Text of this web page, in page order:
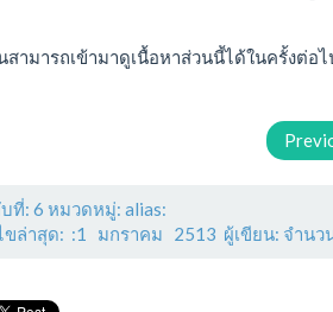
สามารถเข้ามาดูเนื้อหาส่วนนี้ได้ในครั้งต่อไ
ที่: 6 หมวดหมู่: alias:
ขล่าสุด: :1 มกราคม 2513 ผู้เขียน: จำนว